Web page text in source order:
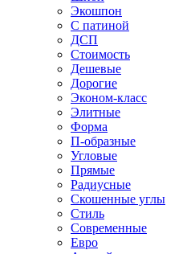
Экошпон
С патиной
ДСП
Стоимость
Дешевые
Дорогие
Эконом-класс
Элитные
Форма
П-образные
Угловые
Прямые
Радиусные
Скошенные углы
Стиль
Современные
Евро